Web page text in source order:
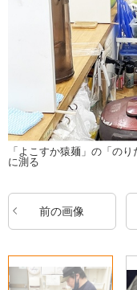
「よこすか猿麺」の「の
に測る
前の画像